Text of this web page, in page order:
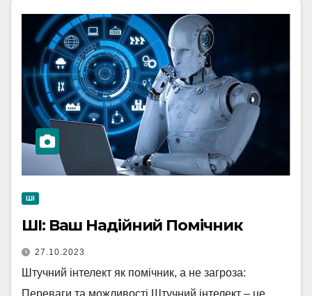
ШІ
ШІ: Ваш Надійний Помічник
27.10.2023
Штучний інтелект як помічник, а не загроза:
Переваги та можливості Штучний інтелект – це